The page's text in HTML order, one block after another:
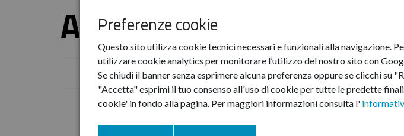
Preferenze cookie
Questo sito utilizza cookie tecnici necessari e funzionali alla navigazione.
utilizzare cookie analytics per monitorare l’utilizzo del nostro sito con
Se chiudi il banner senza esprimere alcuna preferenza oppure se clicchi
"Accetta" esprimi il tuo consenso all'uso di cookie per tutte le predette
cookie' in fondo alla pagina. Per maggiori informazioni consulta l'
Agosto